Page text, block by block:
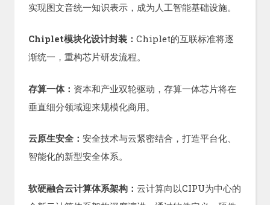
实现图文音统一知识表示，成为人工智能基础设施。
Chiplet模块化设计封装： Chiplet的互联标准将逐
渐统一，重构芯片研发流程。
存算一体： 资本和产业双轮驱动，存算一体芯片将在
垂直细分领域迎来规模化商用。
云原生安全： 安全技术与云紧密结合，打造平台化、
智能化的新型安全体系。
软硬融合云计算体系架构： 云计算向以CIPU为中心的